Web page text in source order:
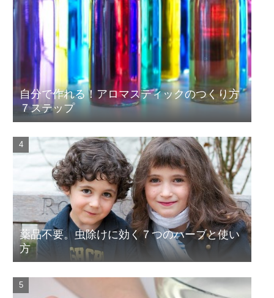
自分で作れる！アロマスティックのつくり方
７ステップ
薬品不要。虫除けに効く７つのハーブと使い
方